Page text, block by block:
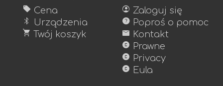
sell Cena
bluetooth Urządzenia
shopping_cart Twój koszyk
account_circle Zaloguj się
help Poproś o pomoc
mail Kontakt
copyright Prawne
copyright Privacy
copyright Eula